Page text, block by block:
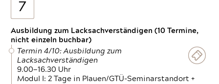
7
Ausbildung zum Lacksachverständigen (10 Termine,
nicht einzeln buchbar)
Termin 4/10: Ausbildung zum
Lacksachverständigen
9.00—16.30 Uhr
Modul I: 2 Tage in Plauen/GTÜ-Seminarstandort +